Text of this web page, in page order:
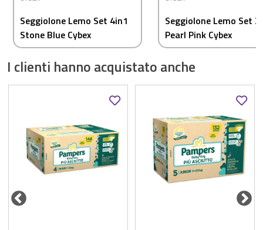
Seggiolone Lemo Set 4in1
Stone Blue Cybex
Seggiolone Lemo Set
Pearl Pink Cybex
I clienti hanno acquistato anche